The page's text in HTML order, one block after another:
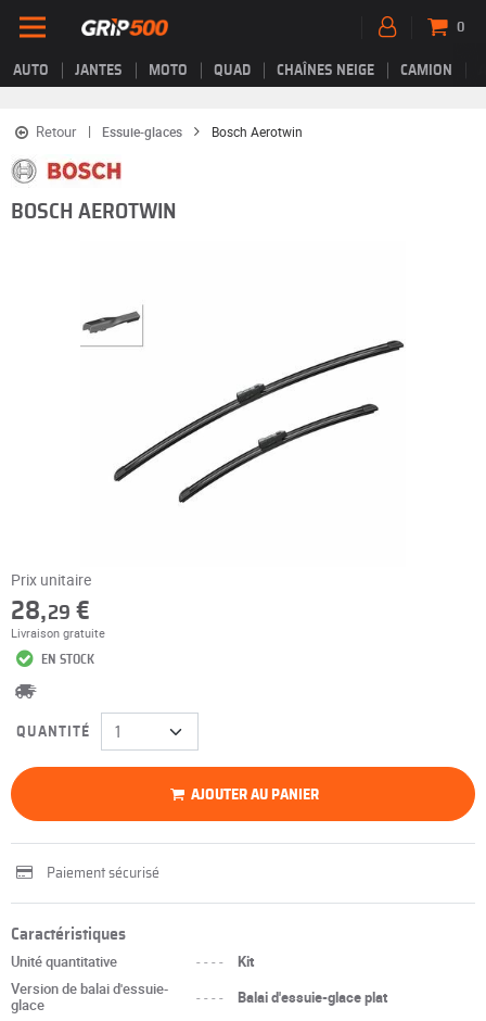
AUTO JANTES MOTO QUAD CHAÎNES NEIGE CAMION
0
Retour Essuie-glaces Bosch Aerotwin
BOSCH AEROTWIN
Prix unitaire
28,29 €
Livraison gratuite
EN STOCK
QUANTITÉ
AJOUTER AU PANIER
Paiement sécurisé
Caractéristiques
Unité quantitative ----
Kit
Version de balai d'essuie-
glace
----
Balai d'essuie-glace plat